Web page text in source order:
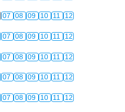
07 08 09 10 11 12
07 08 09 10 11 12
07 08 09 10 11 12
07 08 09 10 11 12
07 08 09 10 11 12